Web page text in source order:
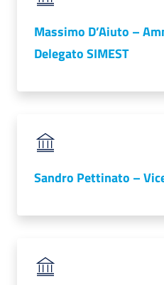
Massimo D’Aiuto –
Delegato SIMEST
Sandro Pettinato –